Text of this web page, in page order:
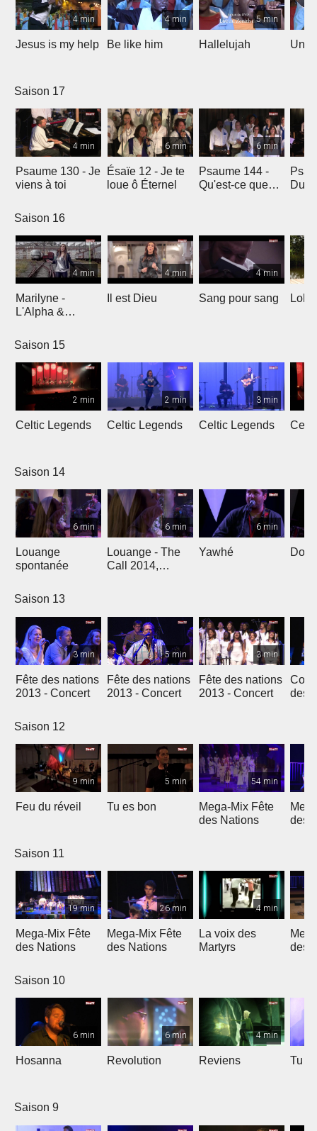
4 min
Jesus is my help
4 min
Be like him
5 min
Hallelujah Un
Saison 17
4 min
Psaume 130 - Je
viens à toi
6 min
Ésaïe 12 - Je te
loue ô Éternel
6 min
Psaume 144 -
Qu'est-ce que
Du
Saison 16
4 min
Marilyne -
L'Alpha &
4 min
Il est Dieu
4 min
Sang pour sang Lola
Saison 15
2 min
Celtic Legends
2 min
Celtic Legends
3 min
Celtic Legends
Saison 14
6 min
Louange
spontanée
6 min
Louange - The
Call 2014,
6 min
Yawhé
Saison 13
3 min
Fête des nations
2013 - Concert
5 min
Fête des nations
2013 - Concert
3 min
Fête des nations
2013 - Concert
des
Saison 12
9 min
Feu du réveil
5 min
Tu es bon
54 min
Mega-Mix Fête
des Nations
des
Saison 11
19 min
Mega-Mix Fête
des Nations
26 min
Mega-Mix Fête
des Nations
4 min
La voix des
Martyrs
des
Saison 10
6 min
Hosanna
6 min
Revolution
4 min
Reviens Tu
Saison 9